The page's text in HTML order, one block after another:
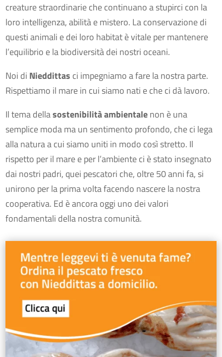
creature straordinarie che continuano a stupirci con la
loro intelligenza, abilità e mistero. La conservazione di
questi animali e dei loro habitat è vitale per mantenere
l’equilibrio e la biodiversità dei nostri oceani.
Noi di Nieddittas ci impegniamo a fare la nostra parte.
Rispettiamo il mare in cui siamo nati e che ci dà lavoro.
Il tema dellasostenibilità ambientalenon è una
semplice moda ma un sentimento profondo, che ci lega
alla natura a cui siamo uniti in modo così stretto. Il
rispetto per il mare e per l’ambiente ci è stato insegnato
dai nostri padri, quei pescatori che, oltre 50 anni fa, si
unirono per la prima volta facendo nascere la nostra
cooperativa. Ed è ancora oggi uno dei valori
fondamentali della nostra comunità.